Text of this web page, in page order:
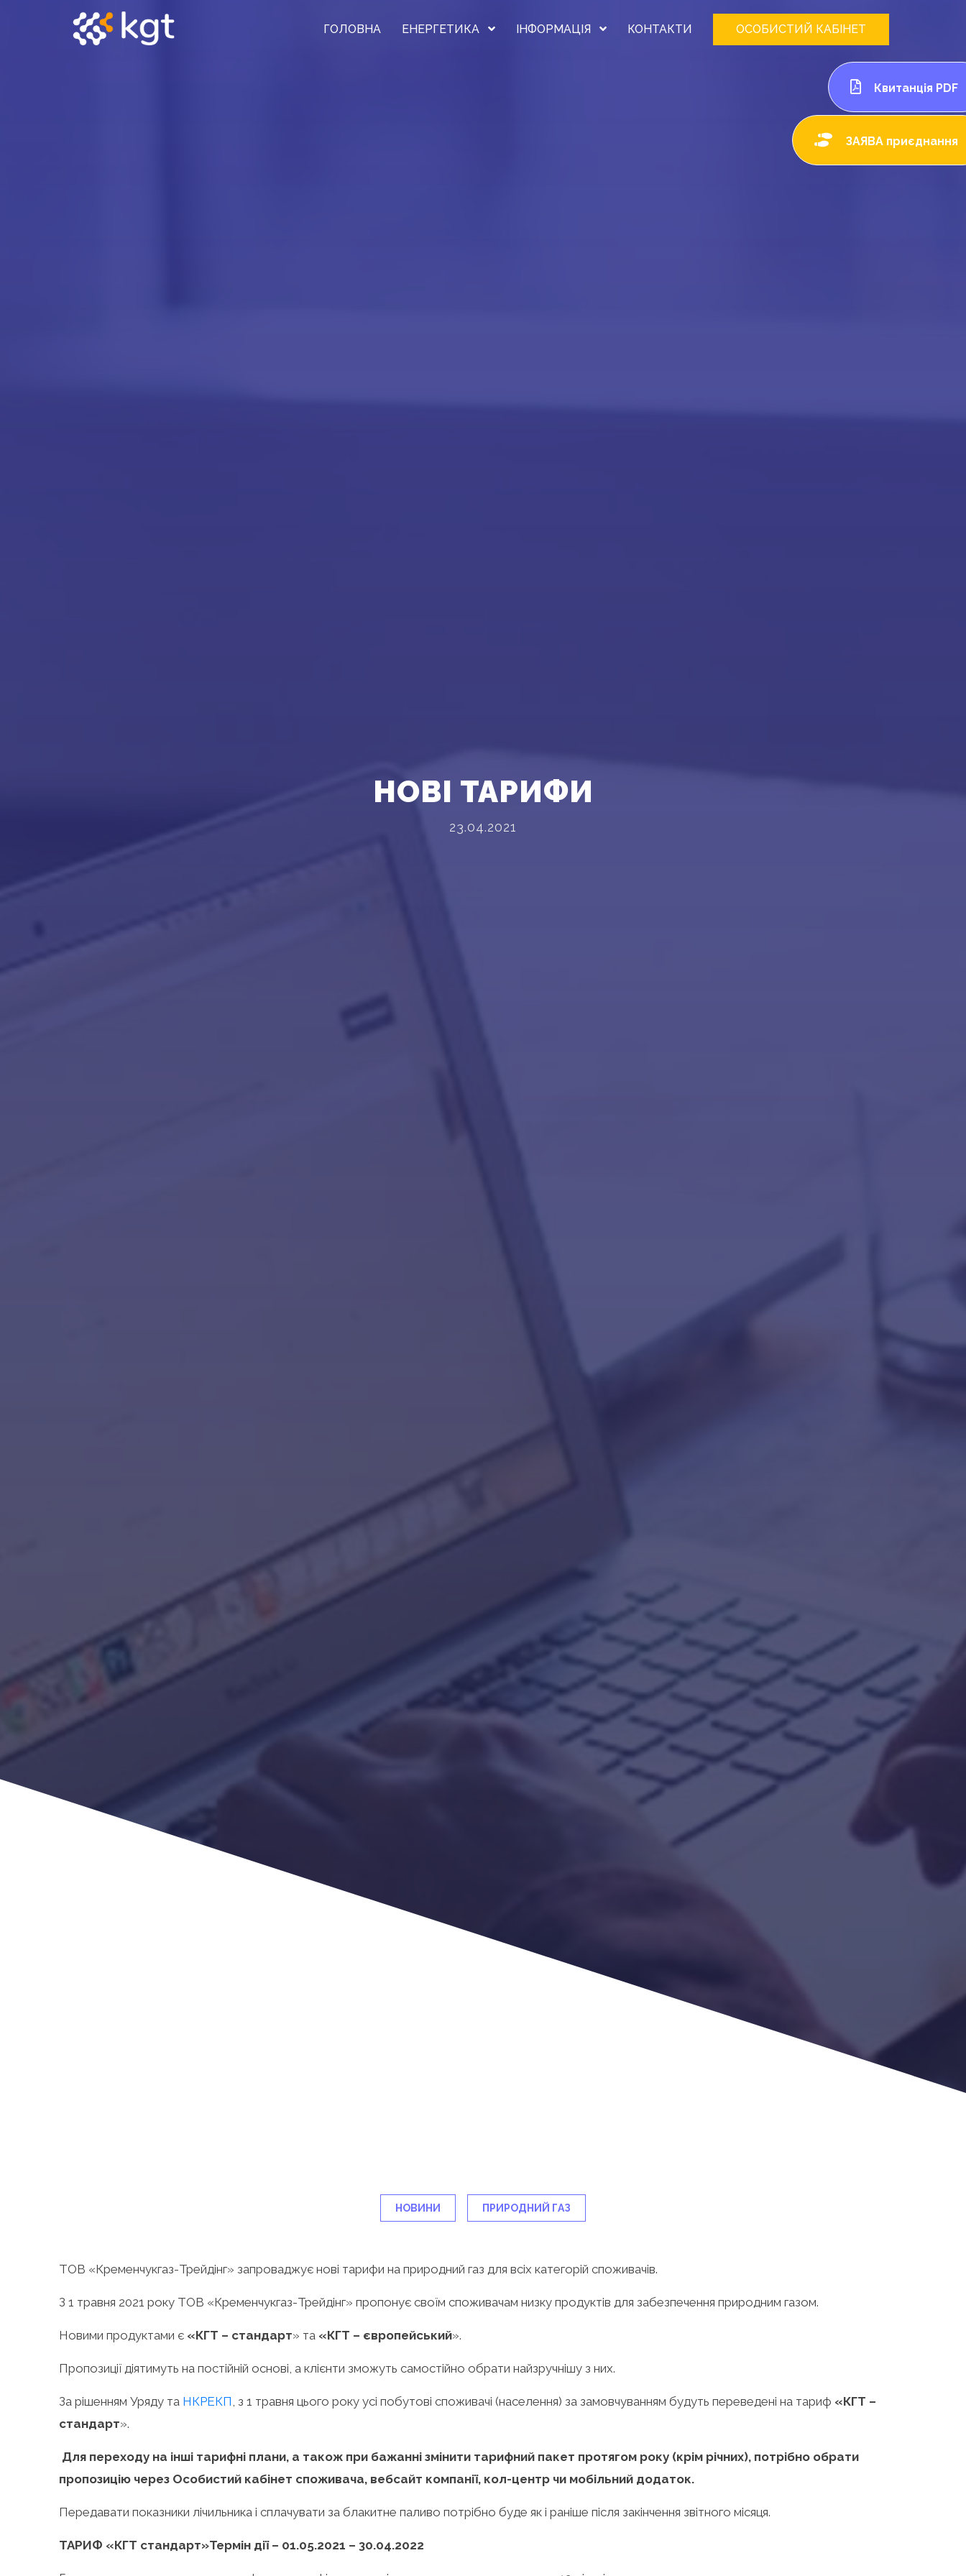
ГОЛОВНА ЕНЕРГЕТИКА ІНФОРМАЦІЯ КОНТАКТИ ОСОБИСТИЙ КАБІНЕТ
НОВІ ТАРИФИ
23.04.2021
НОВИНИ ПРИРОДНИЙ ГАЗ
ТОВ «Кременчукгаз-Трейдінг» запроваджує нові тарифи на природний газ для всіх категорій споживачів.
З 1 травня 2021 року ТОВ «Кременчукгаз-Трейдінг» пропонує своїм споживачам низку продуктів для забезпечення природним газом.
Новими продуктами є «КГТ – стандарт» та «КГТ – європейський».
Пропозиції діятимуть на постійній основі, а клієнти зможуть самостійно обрати найзручнішу з них.
За рішенням Уряду та НКРЕКП, з 1 травня цього року усі побутові споживачі (населення) за замовчуванням будуть переведені на тариф «КГТ –
стандарт».
Для переходу на інші тарифні плани, а також при бажанні змінити тарифний пакет протягом року (крім річних), потрібно обрати
пропозицію через Особистий кабінет споживача, вебсайт компанії, кол-центр чи мобільний додаток.
Передавати показники лічильника і сплачувати за блакитне паливо потрібно буде як і раніше після закінчення звітного місяця.
ТАРИФ «КГТ стандарт»Термін дії – 01.05.2021 – 30.04.2022
Квитанція PDF
ЗАЯВА приєднання